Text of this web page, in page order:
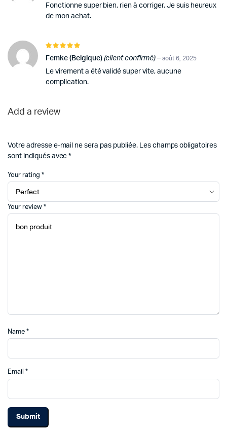
Fonctionne super bien, rien à corriger. Je suis heureux
de mon achat.
5sur 5
Femke (Belgique) (client confirmé) – août 6, 2025
Le virement a été validé super vite, aucune
complication.
Add a review
Votre adresse e-mail ne sera pas publiée. Les champs obligatoires
sont indiqués avec*
Your rating *
Your review *
Name *
Email *